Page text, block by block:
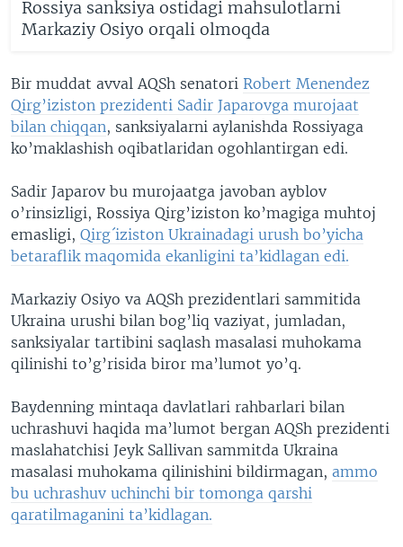
Rossiya sanksiya ostidagi mahsulotlarni
Markaziy Osiyo orqali olmoqda
Bir muddat avval AQSh senatori Robert Menendez
Qirg’iziston prezidenti Sadir Japarovga murojaat
bilan chiqqan, sanksiyalarni aylanishda Rossiyaga
ko’maklashish oqibatlaridan ogohlantirgan edi.
Sadir Japarov bu murojaatga javoban ayblov
o’rinsizligi, Rossiya Qirg’iziston ko’magiga muhtoj
emasligi, Qirg´iziston Ukrainadagi urush bo’yicha
betaraflik maqomida ekanligini ta’kidlagan edi.
Markaziy Osiyo va AQSh prezidentlari sammitida
Ukraina urushi bilan bog’liq vaziyat, jumladan,
sanksiyalar tartibini saqlash masalasi muhokama
qilinishi to’g’risida biror ma’lumot yo’q.
Baydenning mintaqa davlatlari rahbarlari bilan
uchrashuvi haqida ma’lumot bergan AQSh prezidenti
maslahatchisi Jeyk Sallivan sammitda Ukraina
masalasi muhokama qilinishini bildirmagan, ammo
bu uchrashuv uchinchi bir tomonga qarshi
qaratilmaganini ta’kidlagan.